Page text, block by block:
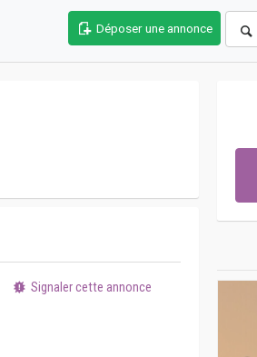
Déposer une annonce
Signaler cette annonce